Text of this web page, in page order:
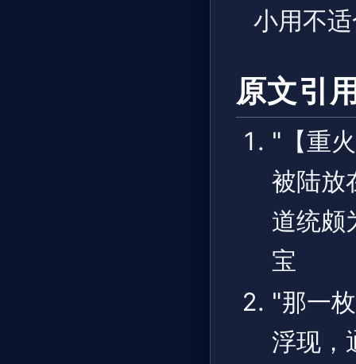
小用不
原文引
"【重
被陆放
道统
宝
"那一
浮现，